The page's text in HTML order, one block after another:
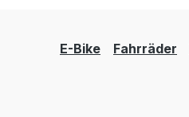
E-Bike Fahrräder